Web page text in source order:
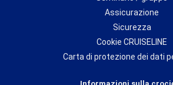
Assicurazione
Sicurezza
Cookie CRUISELINE
Carta di protezione dei dati